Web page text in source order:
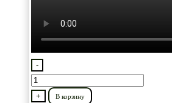
-
Количество
товара
+ В корзину